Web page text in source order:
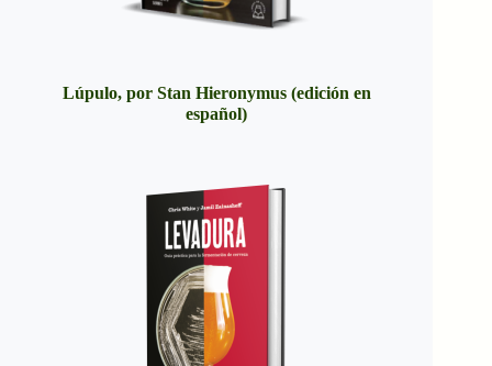
Lúpulo, por Stan Hieronymus (edición en
español)